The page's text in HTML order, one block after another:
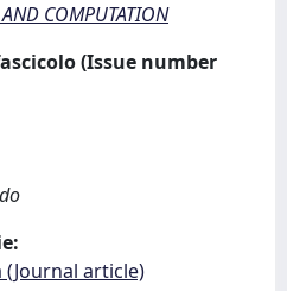
COMPUTATION
(Issue number
article)